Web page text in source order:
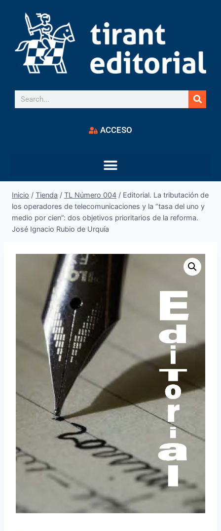
ACCESO
Inicio / Tienda / TL Número 004 / Editorial. La tributación de
los operadores de telecomunicaciones y la “tasa del uno y
medio por cien”: dos objetivos prioritarios de la reforma.
José Ignacio Rubio de Urquía